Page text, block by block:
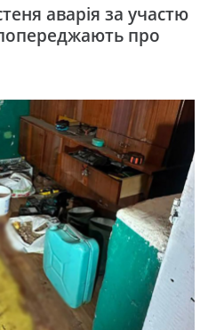
аварія за участю
про